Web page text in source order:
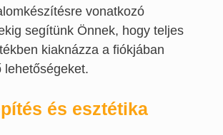
vonatkozó
segítünk Önnek, hogy teljes
kiaknázza a fiókjában
lehetőségeket.
és esztétika